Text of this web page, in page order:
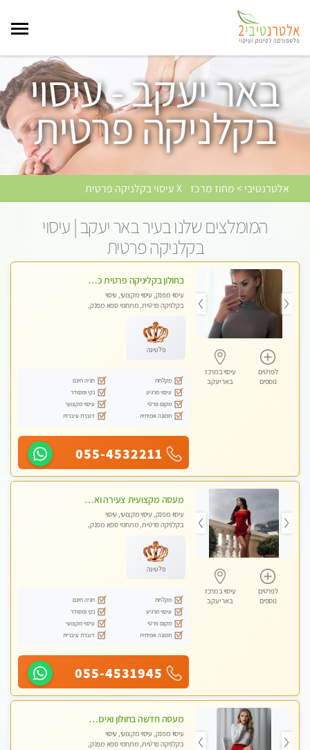
באר יעקב - עיסוי
בקלניקה פרטית
אלטרנטיבי > מחוז מרכז X עיסוי בקלניקה פרטית
המומלצים שלנו בעיר באר יעקב | עיסוי
בקלניקה פרטית
לפרטים
נוספים
עיסוי במרכז
באר יעקב
בחולון בקליניקה פרטית כל סוגי העיסויים מעסה מקצועית ואיכותית פרטי!!
עיסוי מפנק, עיסוי מקצועי, עיסוי
בקלניקה פרטית, מתחמי ספא מפנק,
פלטינה
מקלחת
חניה חינם
עיסוי מרגיע
נקי ומסודר
מקום פרטי
עיסוי מקצועי
תמונה אמיתית
דוברת עיברית
055-4532211
לפרטים
נוספים
עיסוי במרכז
באר יעקב
מעסה מקצועית צעירה ואיכותית פרטי!!!בראשון- לציון
עיסוי מפנק, עיסוי מקצועי, עיסוי
בקלניקה פרטית, מתחמי ספא מפנק,
פלטינה
מקלחת
חניה חינם
עיסוי מרגיע
נקי ומסודר
מקום פרטי
עיסוי מקצועי
תמונה אמיתית
דוברת עיברית
055-4531945
מעסה חדשה בחולון ואיכותית לעיסוי מרגיע ומפנק VIP-מומלץ לחלוטין! פרטי! ​​​​​​
עיסוי מפנק, עיסוי מקצועי, עיסוי
בקלניקה פרטית, מתחמי ספא מפנק,